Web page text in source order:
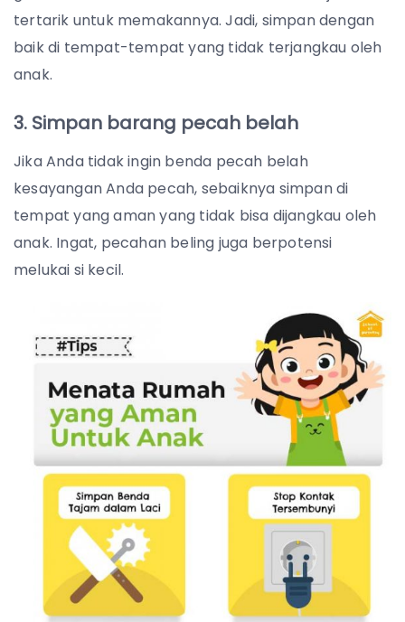
tertarik untuk memakannya. Jadi, simpan dengan
baik di tempat-tempat yang tidak terjangkau oleh
anak.
3. Simpan barang pecah belah
Jika Anda tidak ingin benda pecah belah
kesayangan Anda pecah, sebaiknya simpan di
tempat yang aman yang tidak bisa dijangkau oleh
anak. Ingat, pecahan beling juga berpotensi
melukai si kecil.